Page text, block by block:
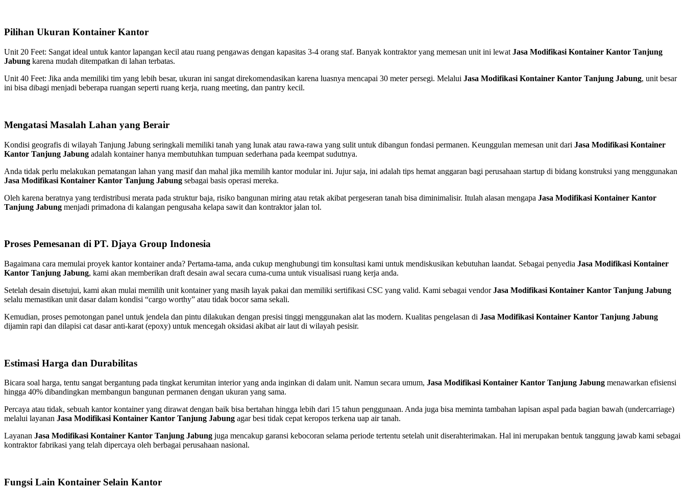
Pilihan Ukuran Kontainer Kantor
Unit 20 Feet: Sangat ideal untuk kantor lapangan kecil atau ruang pengawas dengan kapasitas 3-4 orang staf. Banyak kontraktor yang memesan unit ini lewat Jasa Modifikasi Kontainer Kantor Tanjung
Jabung karena mudah ditempatkan di lahan terbatas.
Unit 40 Feet: Jika anda memiliki tim yang lebih besar, ukuran ini sangat direkomendasikan karena luasnya mencapai 30 meter persegi. Melalui Jasa Modifikasi Kontainer Kantor Tanjung Jabung, unit besar
ini bisa dibagi menjadi beberapa ruangan seperti ruang kerja, ruang meeting, dan pantry kecil.
Mengatasi Masalah Lahan yang Berair
Kondisi geografis di wilayah Tanjung Jabung seringkali memiliki tanah yang lunak atau rawa-rawa yang sulit untuk dibangun fondasi permanen. Keunggulan memesan unit dari Jasa Modifikasi Kontainer
Kantor Tanjung Jabung adalah kontainer hanya membutuhkan tumpuan sederhana pada keempat sudutnya.
Anda tidak perlu melakukan pematangan lahan yang masif dan mahal jika memilih kantor modular ini. Jujur saja, ini adalah tips hemat anggaran bagi perusahaan startup di bidang konstruksi yang menggunakan
Jasa Modifikasi Kontainer Kantor Tanjung Jabung sebagai basis operasi mereka.
Oleh karena beratnya yang terdistribusi merata pada struktur baja, risiko bangunan miring atau retak akibat pergeseran tanah bisa diminimalisir. Itulah alasan mengapa Jasa Modifikasi Kontainer Kantor
Tanjung Jabung menjadi primadona di kalangan pengusaha kelapa sawit dan kontraktor jalan tol.
Proses Pemesanan di PT. Djaya Group Indonesia
Bagaimana cara memulai proyek kantor kontainer anda? Pertama-tama, anda cukup menghubungi tim konsultasi kami untuk mendiskusikan kebutuhan laandat. Sebagai penyedia Jasa Modifikasi Kontainer
Kantor Tanjung Jabung, kami akan memberikan draft desain awal secara cuma-cuma untuk visualisasi ruang kerja anda.
Setelah desain disetujui, kami akan mulai memilih unit kontainer yang masih layak pakai dan memiliki sertifikasi CSC yang valid. Kami sebagai vendorJasa Modifikasi Kontainer Kantor Tanjung Jabung
selalu memastikan unit dasar dalam kondisi “cargo worthy” atau tidak bocor sama sekali.
Kemudian, proses pemotongan panel untuk jendela dan pintu dilakukan dengan presisi tinggi menggunakan alat las modern. Kualitas pengelasan di Jasa Modifikasi Kontainer Kantor Tanjung Jabung
dijamin rapi dan dilapisi cat dasar anti-karat (epoxy) untuk mencegah oksidasi akibat air laut di wilayah pesisir.
Estimasi Harga dan Durabilitas
Bicara soal harga, tentu sangat bergantung pada tingkat kerumitan interior yang anda inginkan di dalam unit. Namun secara umum, Jasa Modifikasi Kontainer Kantor Tanjung Jabung menawarkan efisiensi
hingga 40% dibandingkan membangun bangunan permanen dengan ukuran yang sama.
Percaya atau tidak, sebuah kantor kontainer yang dirawat dengan baik bisa bertahan hingga lebih dari 15 tahun penggunaan. Anda juga bisa meminta tambahan lapisan aspal pada bagian bawah (undercarriage)
melalui layanan Jasa Modifikasi Kontainer Kantor Tanjung Jabung agar besi tidak cepat keropos terkena uap air tanah.
Layanan Jasa Modifikasi Kontainer Kantor Tanjung Jabung juga mencakup garansi kebocoran selama periode tertentu setelah unit diserahterimakan. Hal ini merupakan bentuk tanggung jawab kami sebagai
kontraktor fabrikasi yang telah dipercaya oleh berbagai perusahaan nasional.
Fungsi Lain Kontainer Selain Kantor